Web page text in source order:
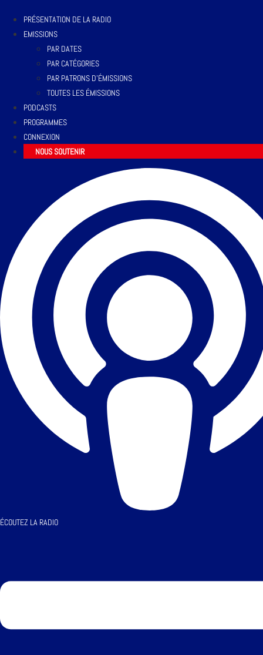
PRÉSENTATION DE LA RADIO
EMISSIONS
PAR DATES
PAR CATÉGORIES
PAR PATRONS D’ÉMISSIONS
TOUTES LES ÉMISSIONS
PODCASTS
PROGRAMMES
CONNEXION
NOUS SOUTENIR
ÉCOUTEZ LA RADIO